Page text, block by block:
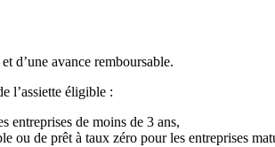
d’une avance remboursable.
l’assiette éligible :
entreprises de moins de 3 ans,
ou de prêt à taux zéro pour les entreprises